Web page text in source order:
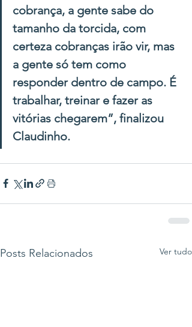
cobrança, a gente sabe do
tamanho da torcida, com
certeza cobranças irão vir, mas
a gente só tem como
responder dentro de campo. É
trabalhar, treinar e fazer as
vitórias chegarem”, finalizou
Claudinho.
Posts Relacionados Ver tudo